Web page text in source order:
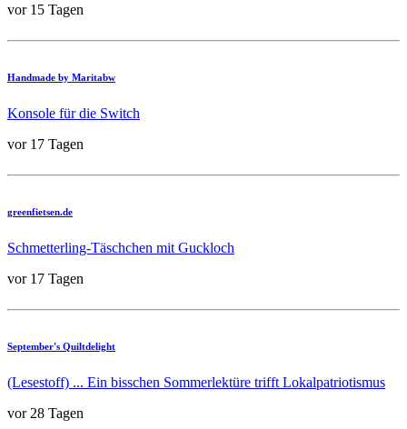
vor 15 Tagen
Handmade by Maritabw
Konsole für die Switch
vor 17 Tagen
greenfietsen.de
Schmetterling-Täschchen mit Guckloch
vor 17 Tagen
September's Quiltdelight
(Lesestoff) ... Ein bisschen Sommerlektüre trifft Lokalpatriotismus
vor 28 Tagen